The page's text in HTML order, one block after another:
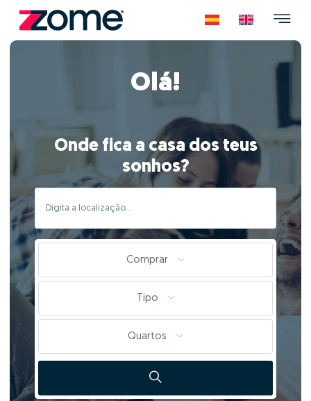
Olá!
Onde fica a casa dos teus
sonhos?
Comprar
Tipo
Quartos